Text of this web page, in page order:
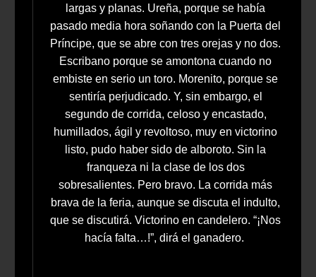
largas y planas. Ureña, porque se había
pasado media hora soñando con la Puerta del
Príncipe, que se abre con tres orejas y no dos.
Escribano porque se amontona cuando no
embiste en serio un toro. Morenito, porque se
sentiría perjudicado. Y, sin embargo, el
segundo de corrida, celoso y encastado,
humillados, ágil y revoltoso, muy en victorino
listo, pudo haber sido de alboroto. Sin la
franqueza ni la clase de los dos
sobresalientes. Pero bravo. La corrida más
brava de la feria, aunque se discuta el indulto,
que se discutirá. Victorino en candelero. “¡Nos
hacía falta…!”, dirá el ganadero.